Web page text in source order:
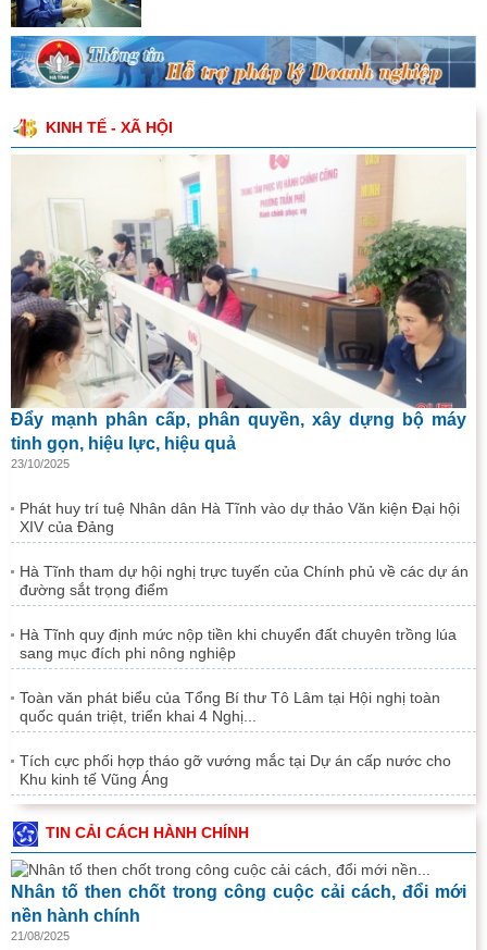
KINH TẾ - XÃ HỘI
Đẩy mạnh phân cấp, phân quyền, xây dựng bộ máy
tinh gọn, hiệu lực, hiệu quả
23/10/2025
Phát huy trí tuệ Nhân dân Hà Tĩnh vào dự thảo Văn kiện Đại hội
XIV của Đảng
Hà Tĩnh tham dự hội nghị trực tuyến của Chính phủ về các dự án
đường sắt trọng điểm
Hà Tĩnh quy định mức nộp tiền khi chuyển đất chuyên trồng lúa
sang mục đích phi nông nghiệp
Toàn văn phát biểu của Tổng Bí thư Tô Lâm tại Hội nghị toàn
quốc quán triệt, triển khai 4 Nghị...
Tích cực phối hợp tháo gỡ vướng mắc tại Dự án cấp nước cho
Khu kinh tế Vũng Áng
TIN CẢI CÁCH HÀNH CHÍNH
Nhân tố then chốt trong công cuộc cải cách, đổi mới
nền hành chính
21/08/2025